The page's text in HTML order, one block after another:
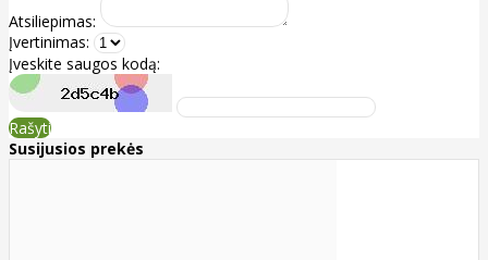
Atsiliepimas:
Įvertinimas:
Įveskite saugos kodą:
Rašyti
Susijusios prekės